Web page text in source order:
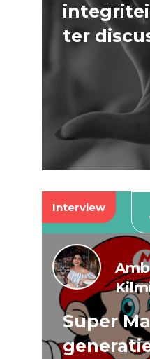
ter
Interview
Super